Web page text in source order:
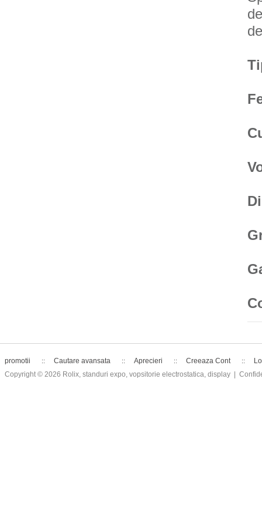
promotii Cautare avansata Aprecieri Creeaza Cont
Copyright © 2026 Rolix, standuri expo, vopsitorie electrostatica, display |